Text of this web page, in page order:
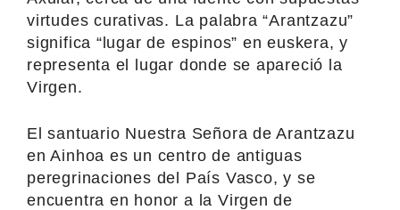
virtudes curativas. La palabra “Arantzazu”
significa “lugar de espinos” en euskera, y
representa el lugar donde se apareció la
Virgen.
El santuario Nuestra Señora de Arantzazu
en Ainhoa es un centro de antiguas
peregrinaciones del País Vasco, y se
encuentra en honor a la Virgen de